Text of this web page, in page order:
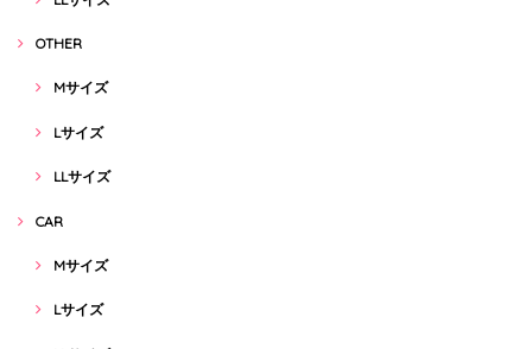
OTHER
Mサイズ
Lサイズ
LLサイズ
CAR
Mサイズ
Lサイズ